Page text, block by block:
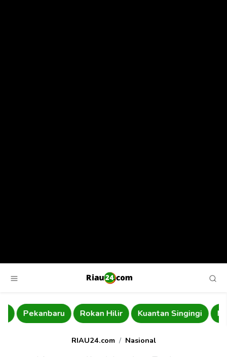
Pekanbaru Rokan Hilir Kuantan Singingi
RIAU24.com Nasional